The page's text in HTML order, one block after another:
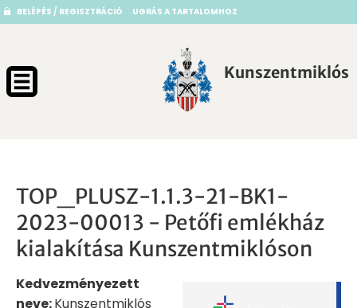
BELÉPÉS / REGISZTRÁCIÓ UGRÁS A TARTALOMHOZ
Kunszentmiklós
TOP_PLUSZ-1.1.3-21-BK1-
2023-00013 - Petőfi emlékház
kialakítása Kunszentmiklóson
Kedvezményezett
neve:Kunszentmiklós